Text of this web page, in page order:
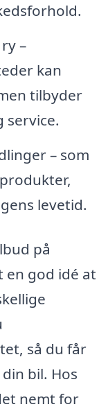
–
kan
tilbyder
service.
– som
levetid.
på
en god idé at
så du får
bil. Hos
nemt for